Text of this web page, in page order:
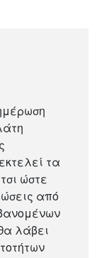
τα
ώστε
από
λάβει